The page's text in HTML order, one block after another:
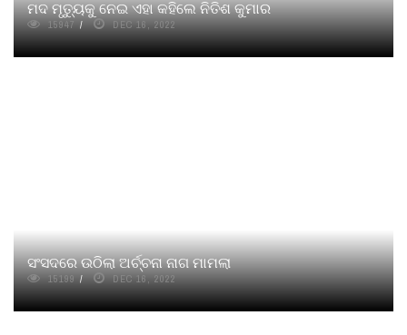
ମଦ ମୃତ୍ୟୁକୁ ନେଇ ଏହା କହିଲେ ନିତିଶ କୁମାର
15947 DEC 16, 2022
ସଂସଦରେ ଉଠିଲା ଅର୍ଚ୍ଚନା ନାଗ ମାମଲା
15199 DEC 16, 2022